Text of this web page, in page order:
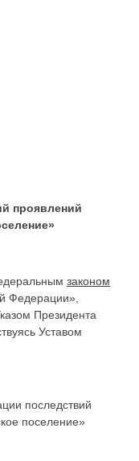
проявлений
законом
Федерации»,
Президента
Уставом
последствий
поселение»